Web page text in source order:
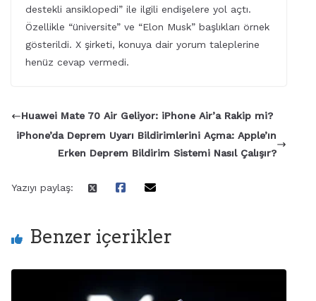
destekli ansiklopedi” ile ilgili endişelere yol açtı.
Özellikle “üniversite” ve “Elon Musk” başlıkları örnek
gösterildi. X şirketi, konuya dair yorum taleplerine
henüz cevap vermedi.
Huawei Mate 70 Air Geliyor: iPhone Air’a Rakip mi?
iPhone’da Deprem Uyarı Bildirimlerini Açma: Apple’ın
Erken Deprem Bildirim Sistemi Nasıl Çalışır?
Yazıyı paylaş:
Benzer içerikler